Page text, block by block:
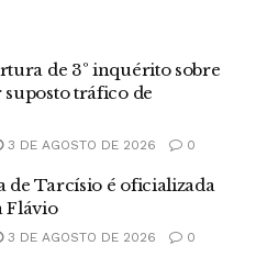
de 3º inquérito sobre
tráfico de
3 DE AGOSTO DE 2026 0
de Tarcísio é oficializada
Flávio
3 DE AGOSTO DE 2026 0